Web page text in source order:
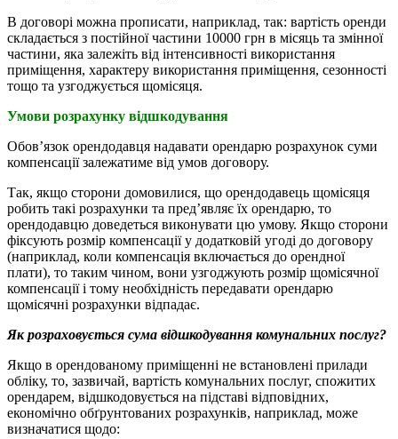
В договорі можна прописати, наприклад, так: вартість оренди
складається з постійної частини 10000 грн в місяць та змінної
частини, яка залежіть від інтенсивності використання
приміщення, характеру використання приміщення, сезонності
тощо та узгоджується щомісяця.
Умови розрахунку відшкодування
Обов’язок орендодавця надавати орендарю розрахунок суми
компенсації залежатиме від умов договору.
Так, якщо сторони домовилися, що орендодавець щомісяця
робить такі розрахунки та пред’являє їх орендарю, то
орендодавцю доведеться виконувати цю умову. Якщо сторони
фіксують розмір компенсації у додатковій угоді до договору
(наприклад, коли компенсація включається до орендної
плати), то таким чином, вони узгоджують розмір щомісячної
компенсації і тому необхідність передавати орендарю
щомісячні розрахунки відпадає.
Як розраховується сума відшкодування комунальних послуг?
Якщо в орендованому приміщенні не встановлені прилади
обліку, то, зазвичай, вартість комунальних послуг, спожитих
орендарем, відшкодовується на підставі відповідних,
економічно обґрунтованих розрахунків, наприклад, може
визначатися щодо: